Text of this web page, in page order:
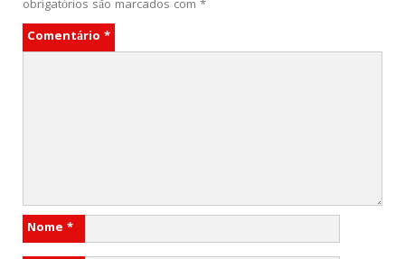
obrigatórios são marcados com *
Comentário *
Nome *